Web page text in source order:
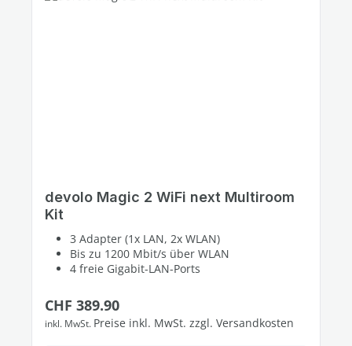
devolo Magic 2 WiFi next Multiroom
Kit
3 Adapter (1x LAN, 2x WLAN)
Bis zu 1200 Mbit/s über WLAN
4 freie Gigabit-LAN-Ports
Regulärer Preis:
CHF 389.90
inkl. MwSt. Preise inkl. MwSt. zzgl. Versandkosten